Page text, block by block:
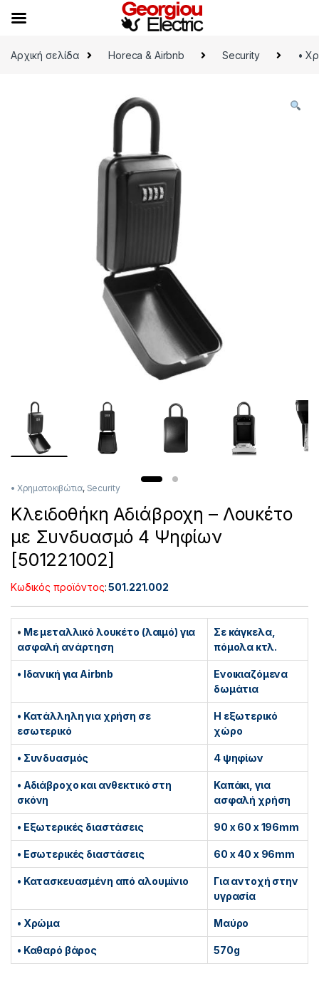
Αρχική σελίδα
Horeca & Airbnb Security •
• Χρηματοκιβώτια, Security
Κλειδοθήκη Αδιάβροχη – Λουκέτο
με Συνδυασμό 4 Ψηφίων
[501221002]
Κωδικός προϊόντος:501.221.002
• Με μεταλλικό λουκέτο (λαιμό) για
ασφαλή ανάρτηση
Σε κάγκελα,
πόμολα κτλ.
• Ιδανική για Airbnb
Ενοικιαζόμενα
δωμάτια
• Κατάλληλη για χρήση σε
εσωτερικό
Η εξωτερικό
χώρο
• Συνδυασμός 4 ψηφίων
• Αδιάβροχο και ανθεκτικό στη
σκόνη
Καπάκι, για
ασφαλή χρήση
• Εξωτερικές διαστάσεις 90 x 60 x 196mm
• Εσωτερικές διαστάσεις 60 x 40 x 96mm
• Κατασκευασμένη από αλουμίνιο
Για αντοχή στην
υγρασία
• Χρώμα Μαύρο
• Καθαρό βάρος 570g